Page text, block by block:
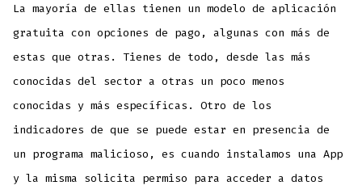
La mayoría de ellas tienen un modelo de aplicación
gratuita con opciones de pago, algunas con más de
estas que otras. Tienes de todo, desde las más
conocidas del sector a otras un poco menos
conocidas y más específicas. Otro de los
indicadores de que se puede estar en presencia de
un programa malicioso, es cuando instalamos una App
y la misma solicita permiso para acceder a datos